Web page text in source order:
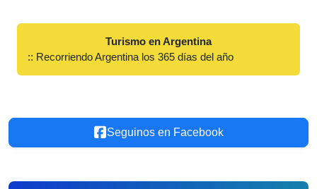
Turismo en Argentina
:: Recorriendo Argentina los 365 días del año
Seguinos en Facebook